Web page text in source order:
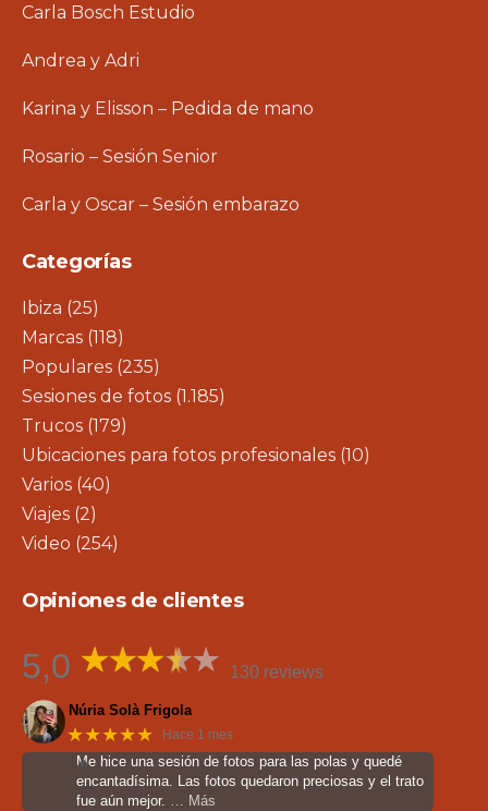
Carla Bosch Estudio
Andrea y Adri
Karina y Elisson – Pedida de mano
Rosario – Sesión Senior
Carla y Oscar – Sesión embarazo
Categorías
Ibiza (25)
Marcas (118)
Populares (235)
Sesiones de fotos (1.185)
Trucos (179)
Ubicaciones para fotos profesionales (10)
Varios (40)
Viajes (2)
Video (254)
Opiniones de clientes
5,0 130 reviews
Núria Solà Frigola
★★★★★ Hace 1 mes
Me hice una sesión de fotos para las polas y quedé
encantadísima. Las fotos quedaron preciosas y el trato
fue aún mejor.
… Más